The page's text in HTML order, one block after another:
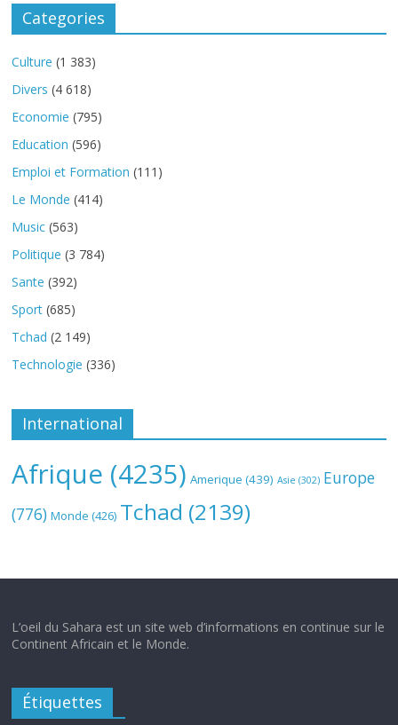
Categories
Culture (1 383)
Divers (4 618)
Economie (795)
Education (596)
Emploi et Formation (111)
Le Monde (414)
Music (563)
Politique (3 784)
Sante (392)
Sport (685)
Tchad (2 149)
Technologie (336)
International
Afrique (4235) Amerique (439) Asie (302) Europe
(776) Monde (426) Tchad (2139)
L’oeil du Sahara est un site web d’informations en continue sur le
Continent Africain et le Monde.
Étiquettes